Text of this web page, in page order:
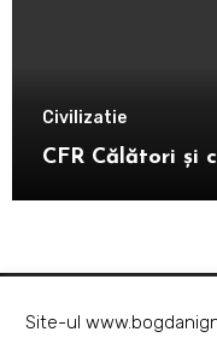
Civilizatie
CFR Călători și
Despre
Site-ul